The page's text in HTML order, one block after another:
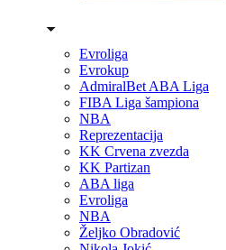
Evroliga
Evrokup
AdmiralBet ABA Liga
FIBA Liga šampiona
NBA
Reprezentacija
KK Crvena zvezda
KK Partizan
ABA liga
Evroliga
NBA
Željko Obradović